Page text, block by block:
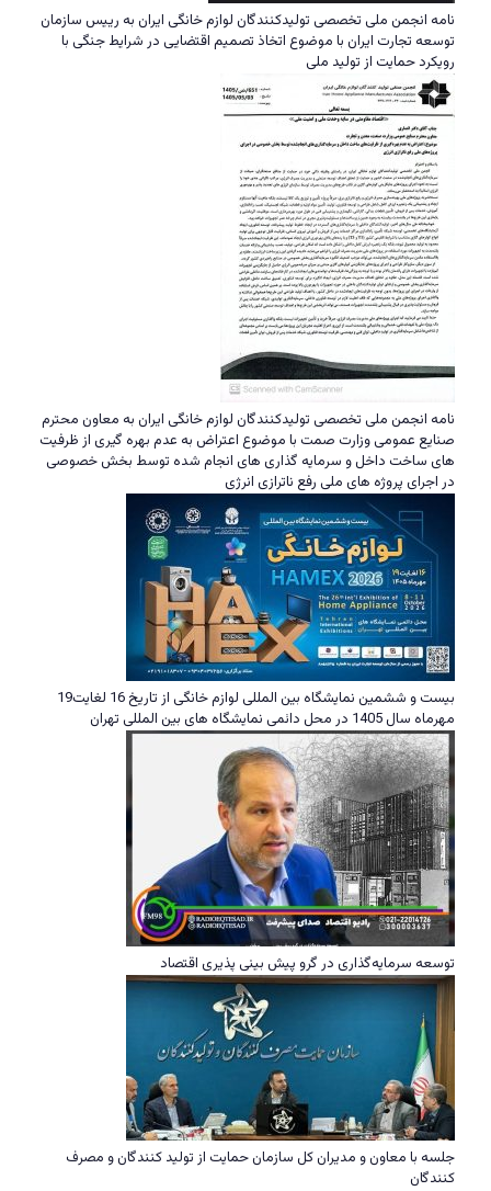
نامه انجمن ملی تخصصی تولیدکنندگان لوازم خانگی ایران به رییس سازمان
توسعه تجارت ایران با موضوع اتخاذ تصمیم اقتضایی در شرایط جنگی با
رویکرد حمایت از تولید ملی
نامه انجمن ملی تخصصی تولیدکنندگان لوازم خانگی ایران به معاون محترم
صنایع عمومی وزارت صمت با موضوع اعتراض به عدم بهره گیری از ظرفیت
های ساخت داخل و سرمایه گذاری های انجام شده توسط بخش خصوصی
در اجرای پروژه های ملی رفع ناترازی انرژی
بیست و ششمین نمایشگاه بین المللی لوازم خانگی از تاریخ 16 لغایت19
مهرماه سال 1405 در محل دائمی نمایشگاه های بین المللی تهران
توسعه سرمایه‌گذاری در گرو پیش بینی پذیری اقتصاد
جلسه با معاون و مدیران کل سازمان حمایت از تولید کنندگان و مصرف
کنندگان